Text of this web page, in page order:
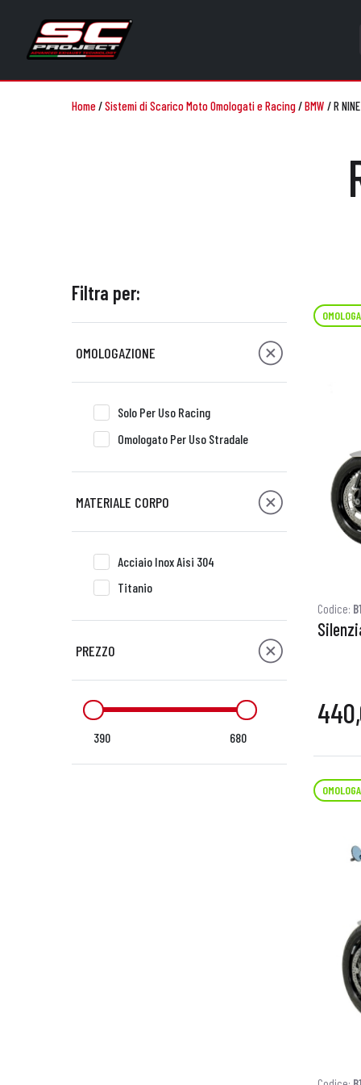
Home/Sistemi di Scarico Moto Omologati e Racing/BMW /R
Filtra per:
OMOLOGAZIONE
Solo Per Uso Racing
Omologato Per Uso Stradale
MATERIALE CORPO
Acciaio Inox Aisi 304
Titanio
PREZZO
390 680
Codice: